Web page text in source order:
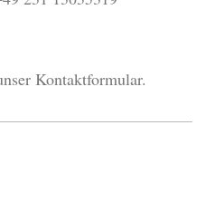
Kontaktformular.